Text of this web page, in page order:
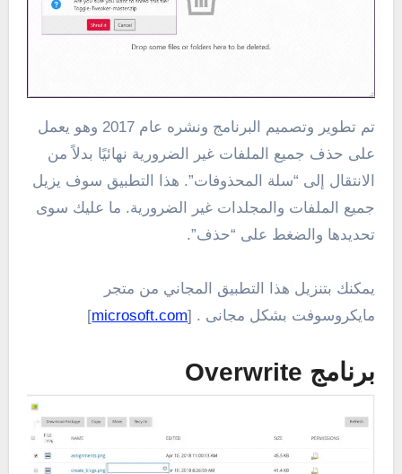
تم تطوير وتصميم البرنامج ونشره عام 2017 وهو يعمل
على حذف جميع الملفات غير الضرورية نهائيًا بدلاً من
الانتقال إلى “سلة المحذوفات”. هذا التطبيق سوف يزيل
جميع الملفات والمجلدات غير الضرورية. ما عليك سوى
تحديدها والضغط على “حذف”.
يمكنك بتنزيل هذا التطبيق المجاني من متجر
مايكروسوفت بشكل مجانى . [microsoft.com
]
برنامج Overwrite